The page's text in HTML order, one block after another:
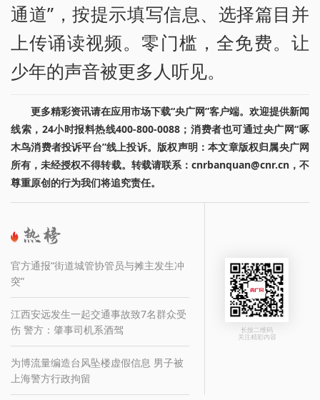
通道”，按提示填写信息、选择篇目并
上传诵读视频。零门槛，全免费。让
少年的声音被更多人听见。
更多精彩资讯请在应用市场下载“央广网”客户端。欢迎提供新闻
线索，24小时报料热线400-800-0088；消费者也可通过央广网“啄
木鸟消费者投诉平台”线上投诉。版权声明：本文章版权归属央广网
所有，未经授权不得转载。转载请联系：cnrbanquan@cnr.cn，不
尊重原创的行为我们将追究责任。
官方通报“街道城管协管员与摊主发生冲
突”
江西安远发生一起交通事故致7名群众受
伤 警方：肇事司机系酒驾
为博流量编造台风坠楼虚假信息 男子被
上海警方行政拘留
长按二维码
关注精彩内容